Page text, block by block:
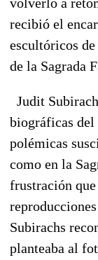
recibió el
escultóricos
de la Sagrada
Judit
biográficas del
polémicas
como en la
frustración
Subirachs
planteaba al